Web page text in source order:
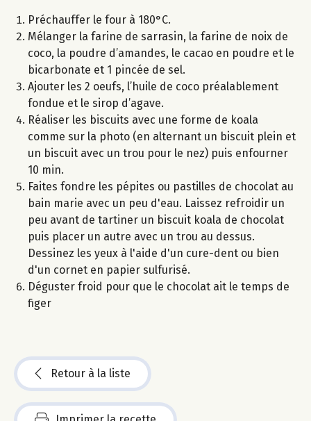
Préchauffer le four à 180°C.
Mélanger la farine de sarrasin, la farine de noix de
coco, la poudre d’amandes, le cacao en poudre et le
bicarbonate et 1 pincée de sel.
Ajouter les 2 oeufs, l’huile de coco préalablement
fondue et le sirop d’agave.
Réaliser les biscuits avec une forme de koala
comme sur la photo (en alternant un biscuit plein et
un biscuit avec un trou pour le nez) puis enfourner
10 min.
Faites fondre les pépites ou pastilles de chocolat au
bain marie avec un peu d'eau. Laissez refroidir un
peu avant de tartiner un biscuit koala de chocolat
puis placer un autre avec un trou au dessus.
Dessinez les yeux à l'aide d'un cure-dent ou bien
d'un cornet en papier sulfurisé.
Déguster froid pour que le chocolat ait le temps de
figer
Retour à la liste